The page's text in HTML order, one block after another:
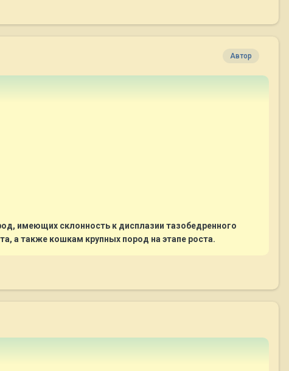
Автор
имеющих склонность к дисплазии тазобедренного
а также кошкам крупных пород на этапе роста.